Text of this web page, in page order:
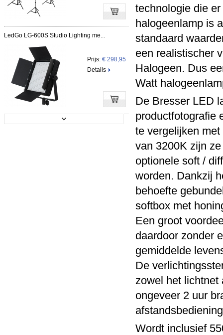
LedGo LG-600S Studio Lighting me...
Prijs: € 298,95
Details
Bresser LED SH-420A Bi-Color 25W...
technologie die
halogeenlamp is
standaard
een realistischer
Halogeen. Dus
Watt
De Bresser LED
productfotografie
te vergelijken
van 3200K zijn
optionele soft /
worden. Dankzij
behoefte
softbox met
Een groot
daardoor zonder
gemiddelde
De
zowel het lichtnet
ongeveer 2 uur
Wordt inclusief